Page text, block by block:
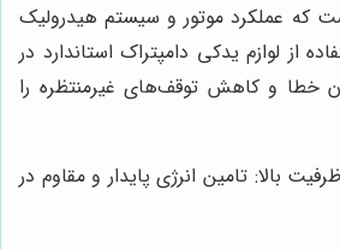
که عملکرد موتور و سیستم هیدرولیک
از لوازم یدکی دامپتراک استاندارد در
خطا و کاهش توقف‌های غیرمنتظره را
بالا: تامین انرژی پایدار و مقاوم در